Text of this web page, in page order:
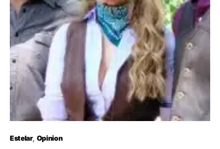
Estelar Opinion